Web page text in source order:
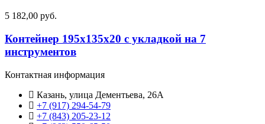
5 182,00 руб.
Контейнер 195х135х20 с укладкой на 7
инструментов
Контактная информация
Казань, улица Дементьева, 26А
+7 (917) 294-54-79
+7 (843) 205-23-12